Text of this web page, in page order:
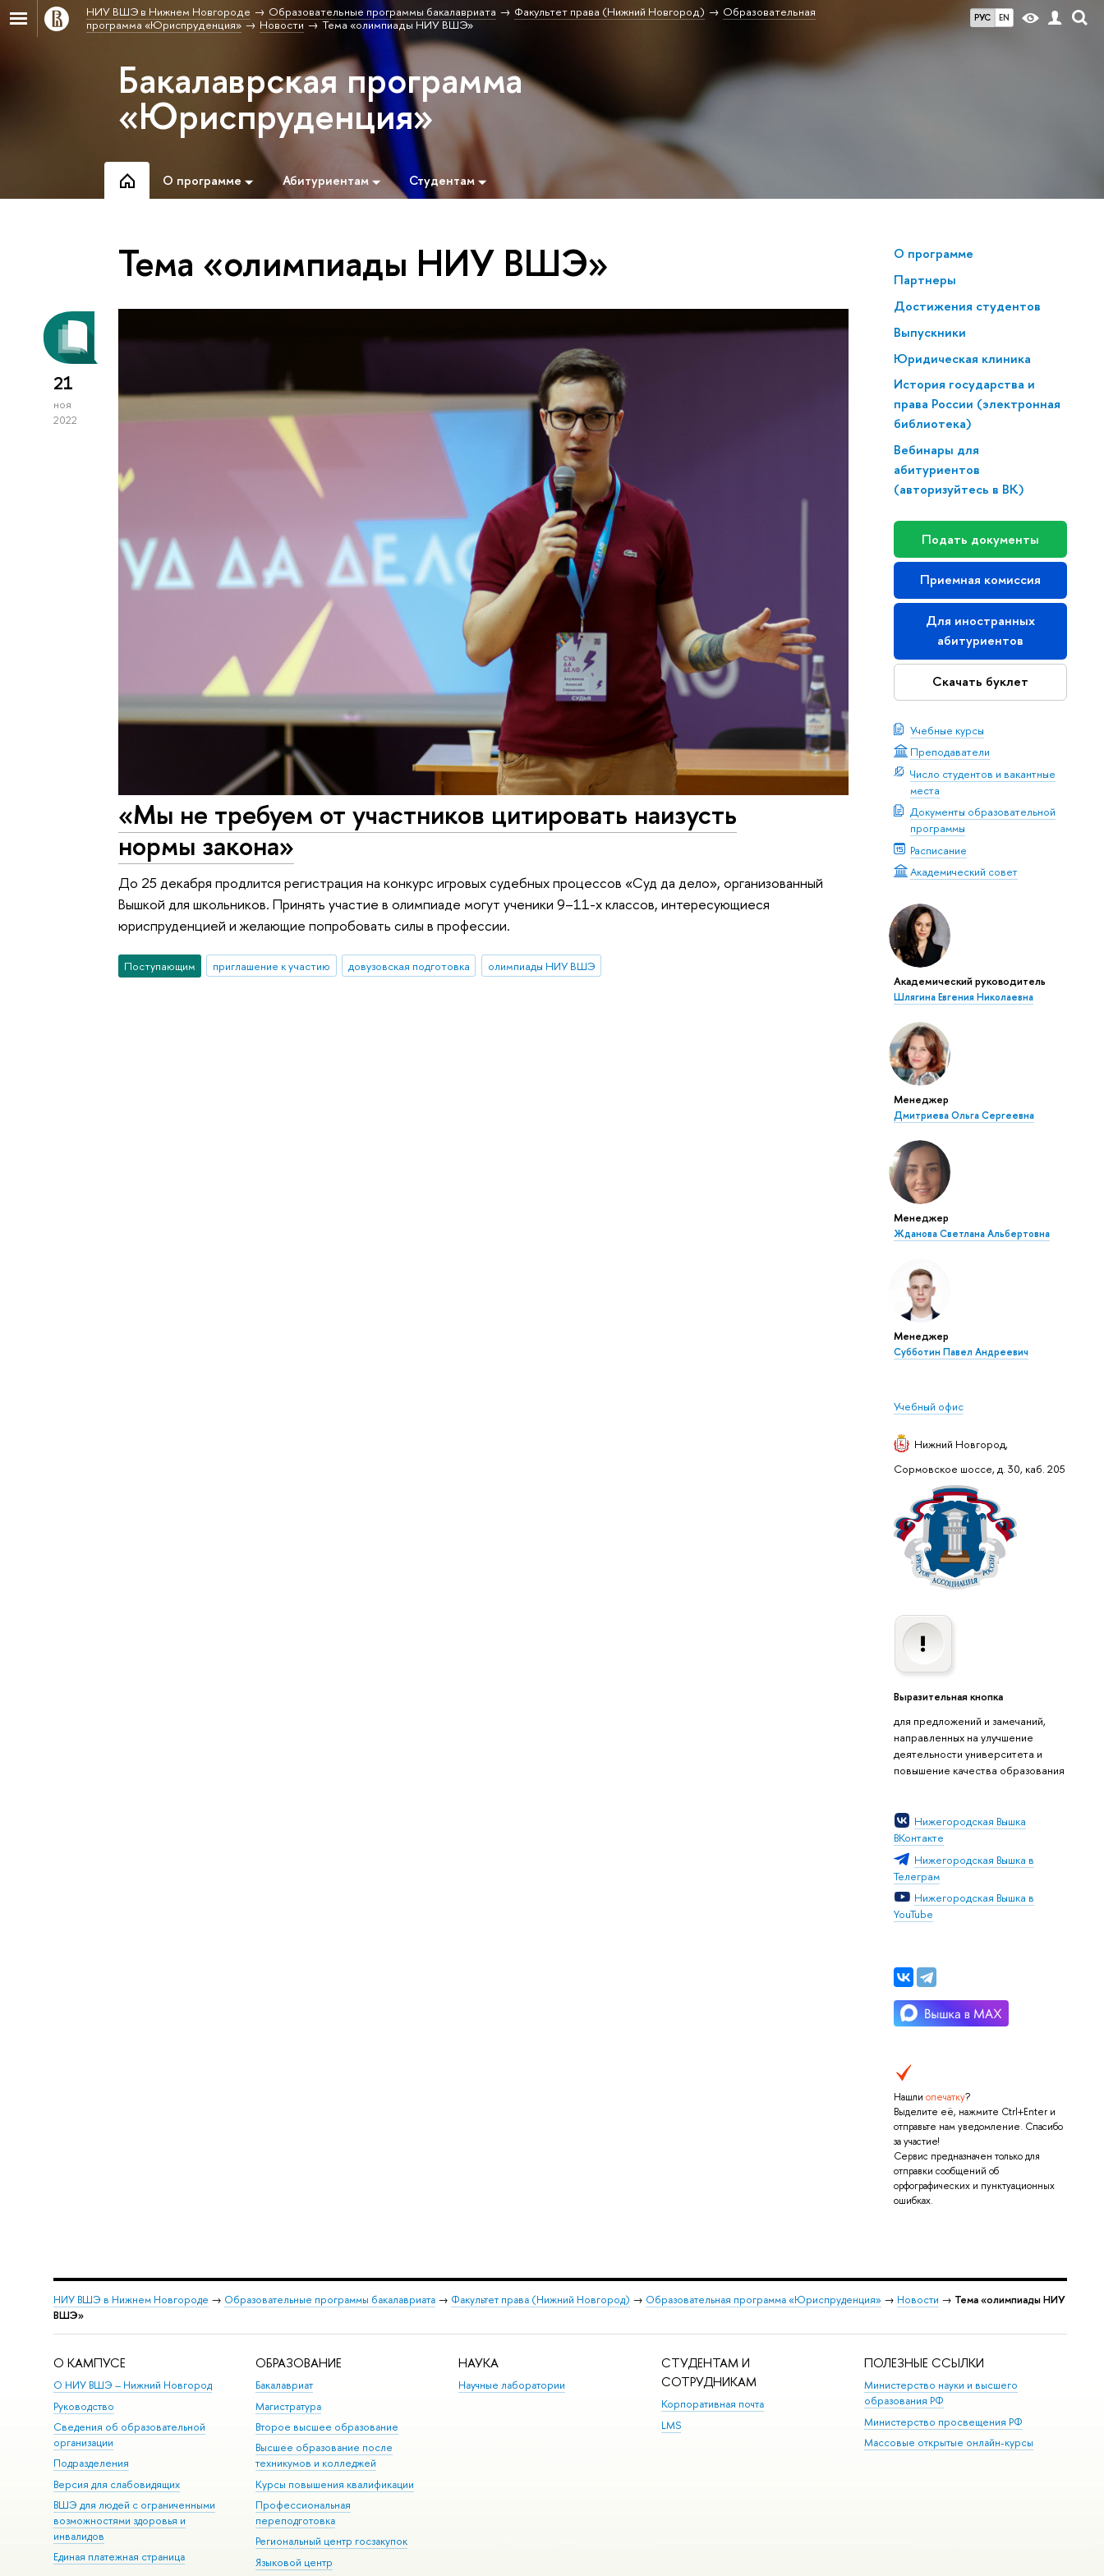
РУС EN
НИУ ВШЭ в Нижнем Новгороде Образовательные программы бакалавриата Факультет права (Нижний Новгород)
Образовательная
программа «Юриспруденция»
Новости Тема «олимпиады НИУ ВШЭ»
Бакалаврская программа
«Юриспруденция»
О программе Абитуриентам Студентам
О программе
Партнеры
Достижения студентов
Выпускники
Юридическая клиника
История государства и
права России (электронная
библиотека)
Вебинары для
абитуриентов
(авторизуйтесь в ВК)
Подать документы
Приемная комиссия
Для иностранных
абитуриентов
Скачать буклет
Учебные курсы
Преподаватели
Число студентов и вакантные
места
Документы образовательной
программы
Расписание
Академический совет
Академический руководитель
Шлягина Евгения Николаевна
Менеджер
Дмитриева Ольга Сергеевна
Менеджер
Жданова Светлана Альбертовна
Менеджер
Субботин Павел Андреевич
Учебный офис
Нижний Новгород,
Сормовское шоссе, д. 30, каб. 205
Выразительная кнопка
для предложений и замечаний,
направленных на улучшение
деятельности университета и
повышение качества образования
Нижегородская Вышка
ВКонтакте
Нижегородская Вышка в
Телеграм
Нижегородская Вышка в
YouTube
Нашли опечатку?
Выделите её, нажмите Ctrl+Enter и
отправьте нам уведомление. Спасибо
за участие!
Сервис предназначен только для
отправки сообщений об
орфографических и пунктуационных
ошибках.
Тема «олимпиады НИУ ВШЭ»
21
ноя
2022
«Мы не требуем от участников цитировать наизусть
нормы закона»
До 25 декабря продлится регистрация на конкурс игровых судебных процессов «Суд да дело», организованный
Вышкой для школьников. Принять участие в олимпиаде могут ученики 9–11-х классов, интересующиеся
юриспруденцией и желающие попробовать силы в профессии.
Поступающим приглашение к участию довузовская подготовка олимпиады НИУ ВШЭ
НИУ ВШЭ в Нижнем Новгороде → Образовательные программы бакалавриата→ Факультет права (Нижний Новгород) → Образовательная программа «Юриспруденция» → Новости → Тема «олимпиады НИУ
ВШЭ»
О КАМПУСЕ
О НИУ ВШЭ – Нижний Новгород
Руководство
Сведения об образовательной
организации
Подразделения
Версия для слабовидящих
ВШЭ для людей с ограниченными
возможностями здоровья и
инвалидов
Единая платежная страница
ОБРАЗОВАНИЕ
Бакалавриат
Магистратура
Второе высшее образование
Высшее образование после
техникумов и колледжей
Курсы повышения квалификации
Профессиональная
переподготовка
Региональный центр госзакупок
Языковой центр
НАУКА
Научные лаборатории
СТУДЕНТАМ И
СОТРУДНИКАМ
Корпоративная почта
LMS
ПОЛЕЗНЫЕ ССЫЛКИ
Министерство науки и высшего
образования РФ
Министерство просвещения РФ
Массовые открытые онлайн-курсы